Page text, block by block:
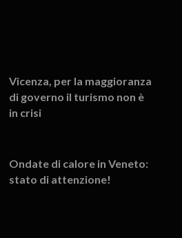
Vicenza, per la maggioranza
di governo il turismo non è
in crisi
Ondate di calore in Veneto:
stato di attenzione!